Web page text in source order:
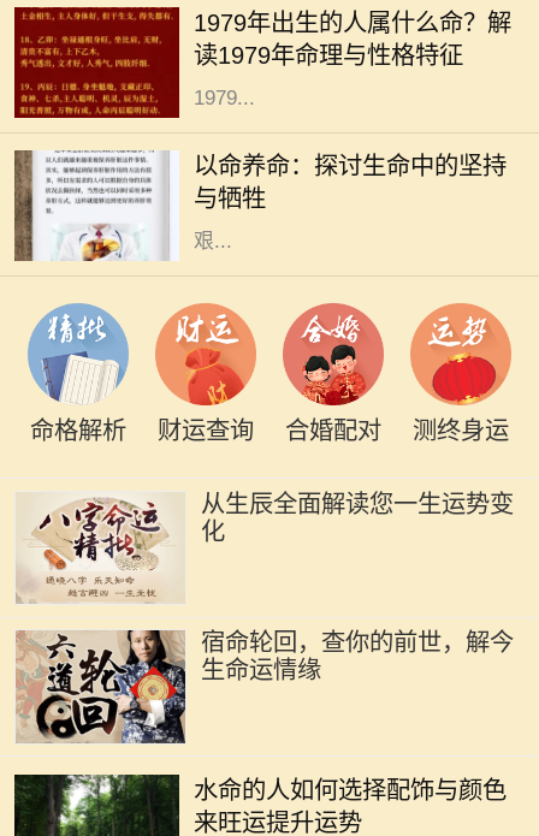
1979年出生的人属什么命？解
读1979年命理与性格特征
期望与生活的智慧。尤其是生肖对命
理的影响更是让不少人颇感兴趣。
1979...
以命养命：探讨生命中的坚持
与牺牲
在我们生活的每一天，“以命养命”这
个词汇时常萦绕在心头。然而，它的
深入含义并不只是字面上的理解，而
是包涵了我们在生活中所要面对的
艰...
命格解析 财运查询 合婚配对 测终身运
从生辰全面解读您一生运势变
化
宿命轮回，查你的前世，解今
生命运情缘
水命的人如何选择配饰与颜色
来旺运提升运势
有聪明机智、适应力强的个性特征。
不过，适当的配饰和颜色能进一步增
强水命人的运势，帮助他们在生活和